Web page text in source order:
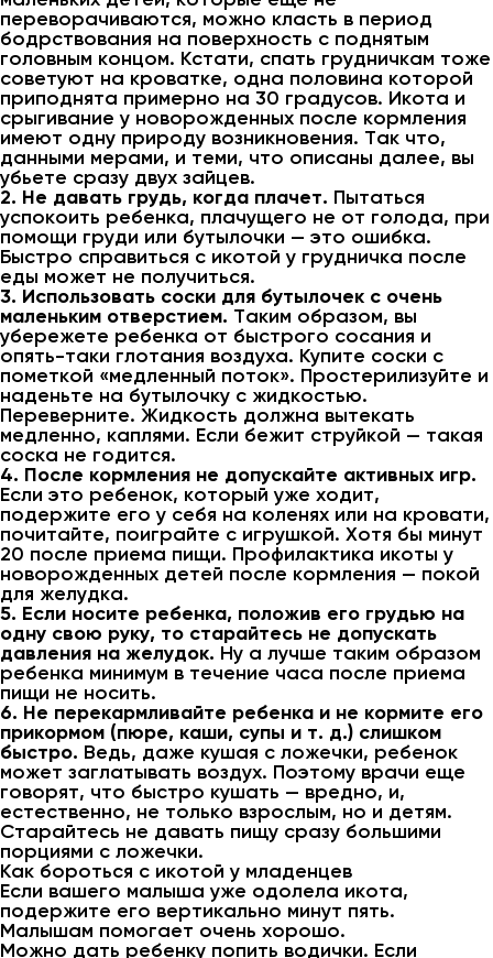
переворачиваются, можно класть в период
бодрствования на поверхность с поднятым
головным концом. Кстати, спать грудничкам тоже
советуют на кроватке, одна половина которой
приподнята примерно на 30 градусов. Икота и
срыгивание у новорожденных после кормления
имеют одну природу возникновения. Так что,
данными мерами, и теми, что описаны далее, вы
убьете сразу двух зайцев.
2. Не давать грудь, когда плачет. Пытаться
успокоить ребенка, плачущего не от голода, при
помощи груди или бутылочки — это ошибка.
Быстро справиться с икотой у грудничка после
еды может не получиться.
3. Использовать соски для бутылочек с очень
маленьким отверстием. Таким образом, вы
убережете ребенка от быстрого сосания и
опять-таки глотания воздуха. Купите соски с
пометкой «медленный поток». Простерилизуйте и
наденьте на бутылочку с жидкостью.
Переверните. Жидкость должна вытекать
медленно, каплями. Если бежит струйкой — такая
соска не годится.
4. После кормления не допускайте активных игр.
Если это ребенок, который уже ходит,
подержите его у себя на коленях или на кровати,
почитайте, поиграйте с игрушкой. Хотя бы минут
20 после приема пищи. Профилактика икоты у
новорожденных детей после кормления — покой
для желудка.
5. Если носите ребенка, положив его грудью на
одну свою руку, то старайтесь не допускать
давления на желудок. Ну а лучше таким образом
ребенка минимум в течение часа после приема
пищи не носить.
6. Не перекармливайте ребенка и не кормите его
прикормом (пюре, каши, супы и т. д.) слишком
быстро. Ведь, даже кушая с ложечки, ребенок
может заглатывать воздух. Поэтому врачи еще
говорят, что быстро кушать — вредно, и,
естественно, не только взрослым, но и детям.
Старайтесь не давать пищу сразу большими
порциями с ложечки.
Как бороться с икотой у младенцев
Если вашего малыша уже одолела икота,
подержите его вертикально минут пять.
Малышам помогает очень хорошо.
Можно дать ребенку попить водички. Если